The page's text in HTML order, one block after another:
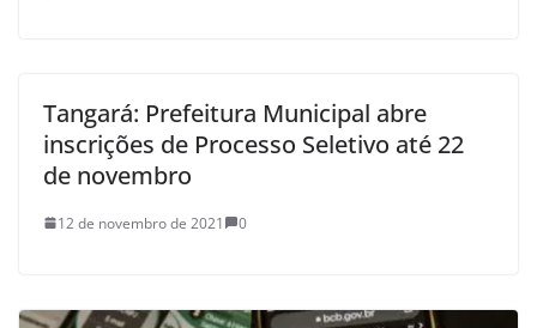
Tangará: Prefeitura Municipal abre
inscrições de Processo Seletivo até 22
de novembro
12 de novembro de 2021 0